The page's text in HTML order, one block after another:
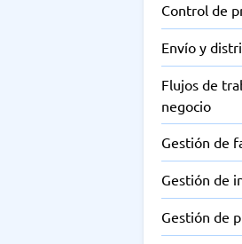
Control de
Envío y
Flujos de
negocio
Gestión de
Gestión de
Gestión de